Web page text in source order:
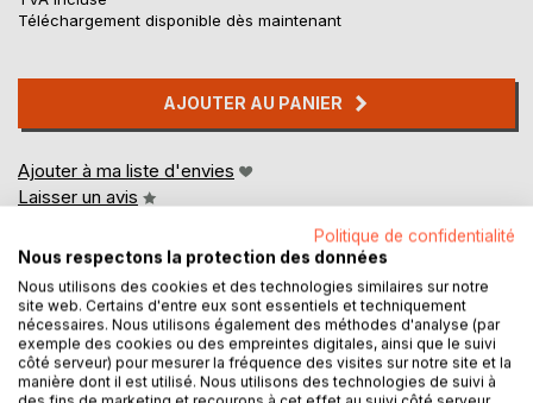
Téléchargement disponible dès maintenant
AJOUTER AU PANIER
Ajouter à ma liste d'envies
Laisser un avis
DESCRIPTION
Politique de confidentialité
Nous respectons la protection des données
Nous utilisons des cookies et des technologies similaires sur notre
site web. Certains d'entre eux sont essentiels et techniquement
nécessaires. Nous utilisons également des méthodes d'analyse (par
exemple des cookies ou des empreintes digitales, ainsi que le suivi
côté serveur) pour mesurer la fréquence des visites sur notre site et la
manière dont il est utilisé. Nous utilisons des technologies de suivi à